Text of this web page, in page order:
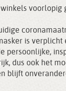
voorlopig
is
persoonlijke,
dus ook het
blijft